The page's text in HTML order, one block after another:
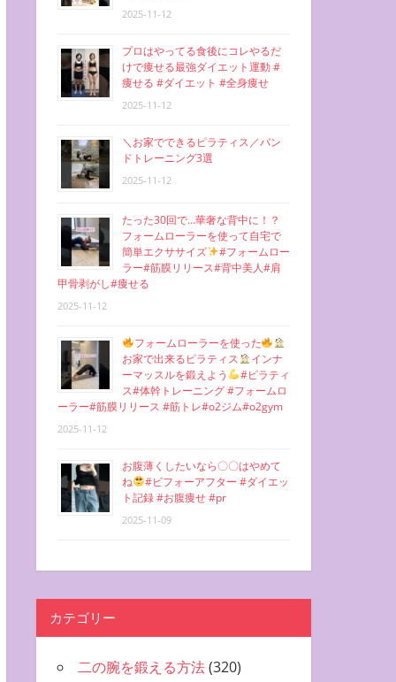
2025-11-12
プロはやってる食後にコレやるだ
けで痩せる最強ダイエット運動 #
痩せる #ダイエット #全身痩せ
2025-11-12
＼お家でできるピラティス／バン
ドトレーニング3選
2025-11-12
たった30回で…華奢な背中に！？
フォームローラーを使って自宅で
簡単エクササイズ
#フォームロー
ラー#筋膜リリース#背中美人#肩
甲骨剥がし#痩せる
2025-11-12
フォームローラーを使った
お家で出来るピラティス
インナ
ーマッスルを鍛えよう
#ピラティ
ス#体幹トレーニング #フォームロ
ーラー#筋膜リリース #筋トレ#o2ジム#o2gym
2025-11-12
お腹薄くしたいなら〇〇はやめて
ね
#ビフォーアフター #ダイエッ
ト記録 #お腹痩せ #pr
2025-11-09
カテゴリー
二の腕を鍛える方法(320)